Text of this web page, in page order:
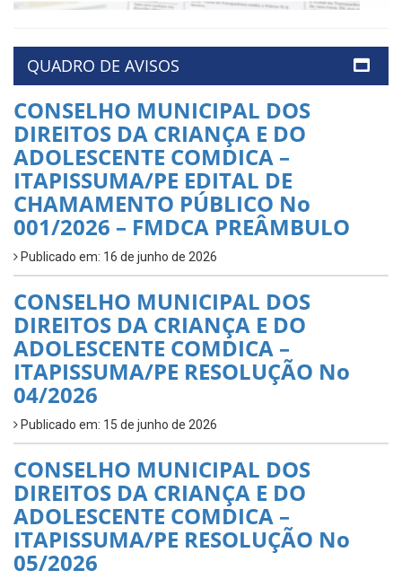
QUADRO DE AVISOS
CONSELHO MUNICIPAL DOS
DIREITOS DA CRIANÇA E DO
ADOLESCENTE COMDICA –
ITAPISSUMA/PE EDITAL DE
CHAMAMENTO PÚBLICO No
001/2026 – FMDCA PREÂMBULO
Publicado em: 16 de junho de 2026
CONSELHO MUNICIPAL DOS
DIREITOS DA CRIANÇA E DO
ADOLESCENTE COMDICA –
ITAPISSUMA/PE RESOLUÇÃO No
04/2026
Publicado em: 15 de junho de 2026
CONSELHO MUNICIPAL DOS
DIREITOS DA CRIANÇA E DO
ADOLESCENTE COMDICA –
ITAPISSUMA/PE RESOLUÇÃO No
05/2026